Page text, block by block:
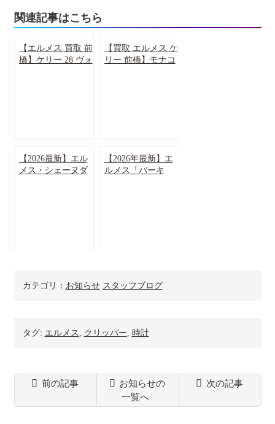
関連記事はこちら
【エルメス 買取 前
橋】ケリー 28 ヴォ
【買取 エルメス ケ
リー 前橋】モナコ
【2026最新】エル
メス・シェーヌダ
【2026年最新】エ
ルメス「バーキ
カテゴリ： お知らせ スタッフブログ
タグ: エルメス , クリッパー, 時計
前の記事
お知らせの
一覧へ
次の記事